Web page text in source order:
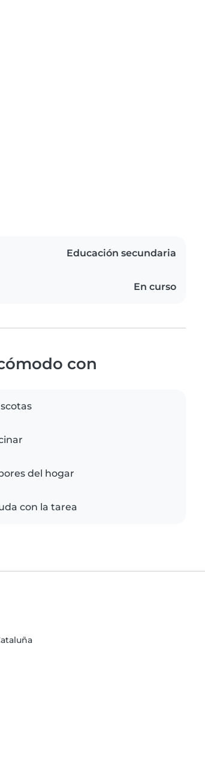
Educación secundaria
En curso
con
del hogar
con la tarea